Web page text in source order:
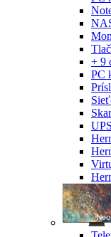
+ 9
PC